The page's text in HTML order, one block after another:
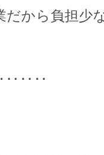
だから負担少